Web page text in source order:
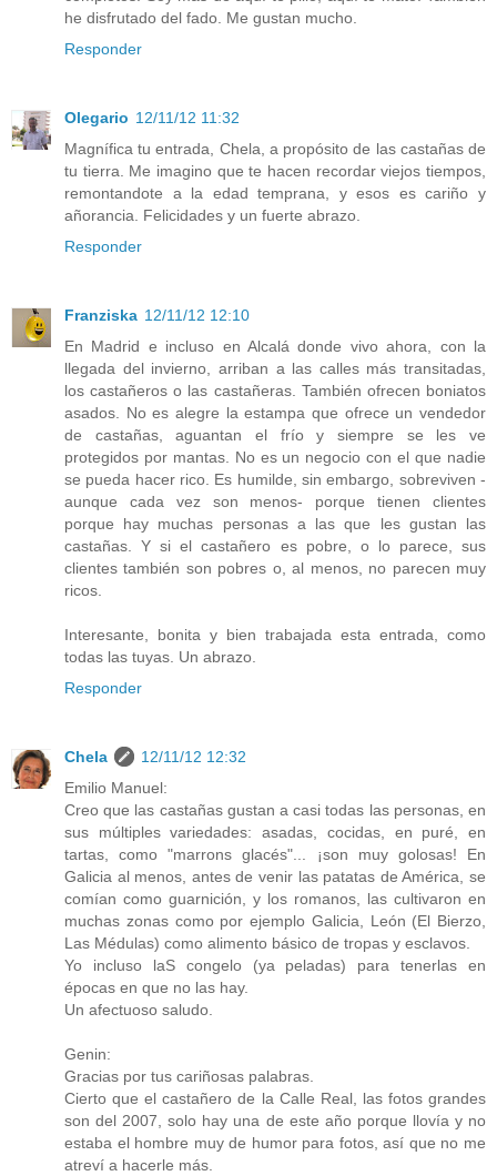
he disfrutado del fado. Me gustan mucho.
Responder
Olegario 12/11/12 11:32
Magnífica tu entrada, Chela, a propósito de las castañas de
tu tierra. Me imagino que te hacen recordar viejos tiempos,
remontandote a la edad temprana, y esos es cariño y
añorancia. Felicidades y un fuerte abrazo.
Responder
Franziska 12/11/12 12:10
En Madrid e incluso en Alcalá donde vivo ahora, con la
llegada del invierno, arriban a las calles más transitadas,
los castañeros o las castañeras. También ofrecen boniatos
asados. No es alegre la estampa que ofrece un vendedor
de castañas, aguantan el frío y siempre se les ve
protegidos por mantas. No es un negocio con el que nadie
se pueda hacer rico. Es humilde, sin embargo, sobreviven -
aunque cada vez son menos- porque tienen clientes
porque hay muchas personas a las que les gustan las
castañas. Y si el castañero es pobre, o lo parece, sus
clientes también son pobres o, al menos, no parecen muy
ricos.
Interesante, bonita y bien trabajada esta entrada, como
todas las tuyas. Un abrazo.
Responder
Chela
12/11/12 12:32
Emilio Manuel:
Creo que las castañas gustan a casi todas las personas, en
sus múltiples variedades: asadas, cocidas, en puré, en
tartas, como "marrons glacés"... ¡son muy golosas! En
Galicia al menos, antes de venir las patatas de América, se
comían como guarnición, y los romanos, las cultivaron en
muchas zonas como por ejemplo Galicia, León (El Bierzo,
Las Médulas) como alimento básico de tropas y esclavos.
Yo incluso laS congelo (ya peladas) para tenerlas en
épocas en que no las hay.
Un afectuoso saludo.
Genin:
Gracias por tus cariñosas palabras.
Cierto que el castañero de la Calle Real, las fotos grandes
son del 2007, solo hay una de este año porque llovía y no
estaba el hombre muy de humor para fotos, así que no me
atreví a hacerle más.